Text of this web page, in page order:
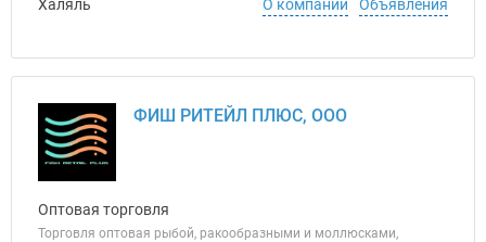
О компании Объявления
ФИШ РИТЕЙЛ ПЛЮС, ООО
Оптовая торговля
Торговля оптовая рыбой, ракообразными и моллюсками,